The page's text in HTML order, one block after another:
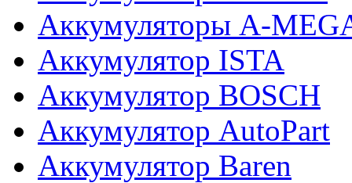
Аккумуляторы A-
Аккумулятор ISTA
Аккумулятор BOSCH
Аккумулятор AutoPart
Аккумулятор Baren